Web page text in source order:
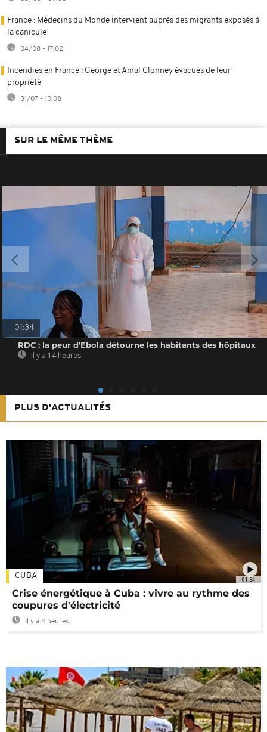
France : Médecins du Monde intervient auprès des migrants exposés à
la canicule
04/08 - 17:02
Incendies en France : George et Amal Clonney évacués de leur
propriété
31/07 - 10:08
SUR LE MÊME THÈME
01:34
RDC : la peur d’Ebola détourne les habitants des hôpitaux
Il y a 14 heures
PLUS D'ACTUALITÉS
01:54
CUBA
Crise énergétique à Cuba : vivre au rythme des
coupures d'électricité
Il y a 4 heures